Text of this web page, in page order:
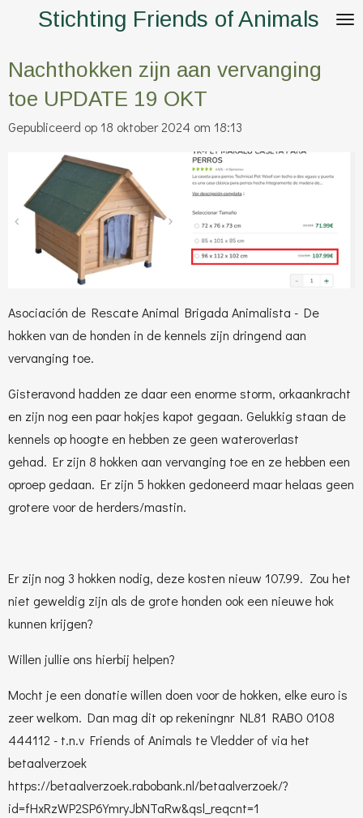
naar
hoofdinhoud
Stichting Friends of Animals
Nachthokken zijn aan vervanging
toe UPDATE 19 OKT
Gepubliceerd op 18 oktober 2024 om 18:13
Asociación de Rescate Animal Brigada Animalista - De
hokken van de honden in de kennels zijn dringend aan
vervanging toe.
Gisteravond hadden ze daar een enorme storm, orkaankracht
en zijn nog een paar hokjes kapot gegaan. Gelukkig staan de
kennels op hoogte en hebben ze geen wateroverlast
gehad. Erzijn 8 hokken aan vervanging toe en ze hebben een
oproep gedaan. Er zijn 5 hokken gedoneerd maar helaas geen
grotere voor de herders/mastin.
Er zijn nog 3 hokken nodig, deze kosten nieuw 107.99. Zou het
niet geweldig zijn als de grote honden ook een nieuwe hok
kunnen krijgen?
Willen jullie ons hierbij helpen?
Mocht je een donatie willen doen voor de hokken, elke euro is
zeer welkom. Dan mag dit op rekeningnr NL81 RABO 0108
444112 - t.n.v Friends of Animals te Vledder of via het
betaalverzoek
https://betaalverzoek.rabobank.nl/betaalverzoek/?
id=fHxRzWP2SP6YmryJbNTaRw&qsl_reqcnt=1